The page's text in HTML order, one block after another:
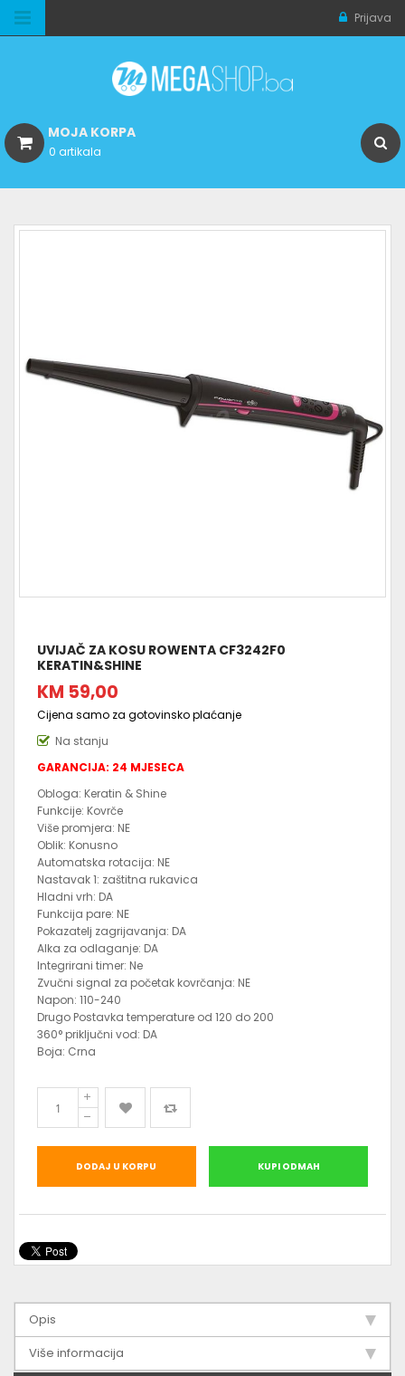
Prijava
MOJA KORPA
0 artikala
UVIJAČ ZA KOSU ROWENTA CF3242F0
KERATIN&SHINE
KM 59,00
Cijena samo za gotovinsko plaćanje
Na stanju
GARANCIJA: 24 MJESECA
Obloga: Keratin & Shine
Funkcije: Kovrče
Više promjera: NE
Oblik: Konusno
Automatska rotacija: NE
Nastavak 1: zaštitna rukavica
Hladni vrh: DA
Funkcija pare: NE
Pokazatelj zagrijavanja: DA
Alka za odlaganje: DA
Integrirani timer: Ne
Zvučni signal za početak kovrčanja: NE
Napon: 110-240
Drugo Postavka temperature od 120 do 200
360° priključni vod: DA
Boja: Crna
DODAJ U KORPU KUPI ODMAH
Opis
Više informacija